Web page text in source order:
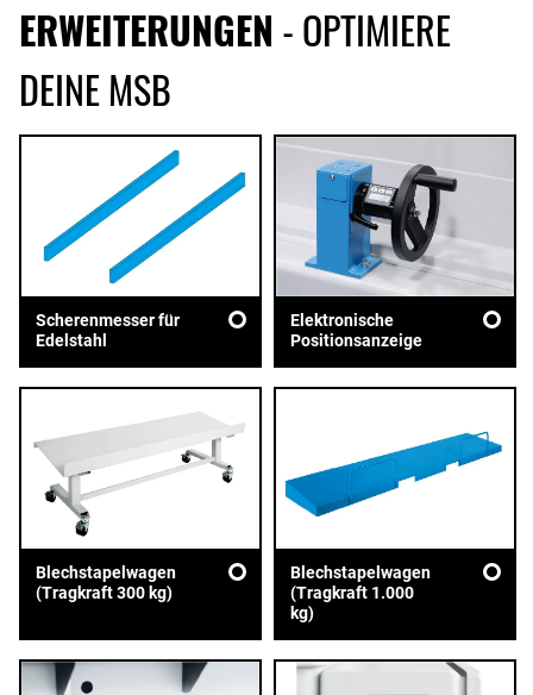
ERWEITERUNGEN - OPTIMIERE
DEINE MSB
Scherenmesser für
Edelstahl
Elektronische
Positionsanzeige
Blechstapelwagen
(Tragkraft 300 kg)
Blechstapelwagen
(Tragkraft 1.000
kg)